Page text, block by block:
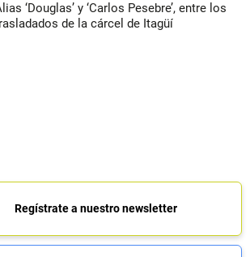
‘Douglas’ y ‘Carlos Pesebre’, entre los
de la cárcel de Itagüí
Regístrate a nuestro newsletter